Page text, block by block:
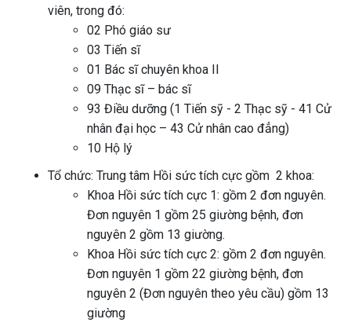
viên, trong đó:
02 Phó giáo sư
03 Tiến sĩ
01 Bác sĩ chuyên khoa II
09 Thạc sĩ – bác sĩ
93 Điều dưỡng (1 Tiến sỹ - 2 Thạc sỹ - 41 Cử
nhân đại học – 43 Cử nhân cao đẳng)
10 Hộ lý
Tổ chức: Trung tâm Hồi sức tích cực gồm 2 khoa:
Khoa Hồi sức tích cực 1: gồm 2 đơn nguyên.
Đơn nguyên 1 gồm 25 giường bệnh, đơn
nguyên 2 gồm 13 giường.
Khoa Hồi sức tích cực 2: gồm 2 đơn nguyên.
Đơn nguyên 1 gồm 22 giường bệnh, đơn
nguyên 2 (Đơn nguyên theo yêu cầu) gồm 13
giường